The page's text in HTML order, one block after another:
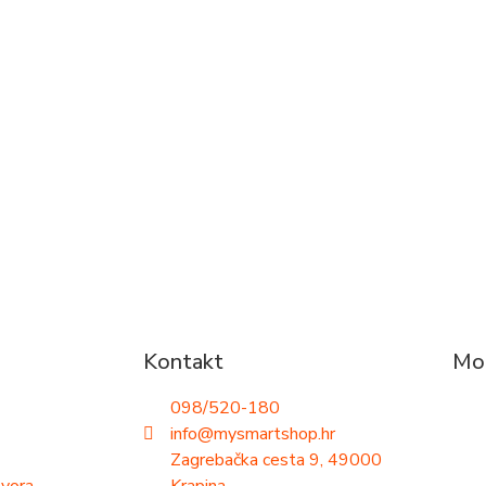
Kontakt
098/520-180
info@mysmartshop.hr
Zagrebačka cesta 9, 49000